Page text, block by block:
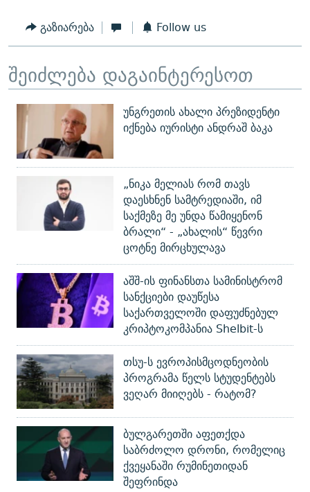
გაზიარება Follow us
შეიძლება დაგაინტერესოთ
უნგრეთის ახალი პრეზიდენტი
იქნება იურისტი ანდრაშ ბაკა
„ნიკა მელიას რომ თავს
დაესხნენ სამტრედიაში, იმ
საქმეზე მე უნდა წამიყენონ
ბრალი“ - „ახალის“ წევრი
ცოტნე მირცხულავა
აშშ-ის ფინანსთა სამინისტრომ
სანქციები დაუწესა
საქართველოში დაფუძნებულ
კრიპტოკომპანია Shelbit-ს
თსუ-ს ევროპისმცოდნეობის
პროგრამა წელს სტუდენტებს
ვეღარ მიიღებს - რატომ?
ბულგარეთში აფეთქდა
საბრძოლო დრონი, რომელიც
ქვეყანაში რუმინეთიდან
შეფრინდა